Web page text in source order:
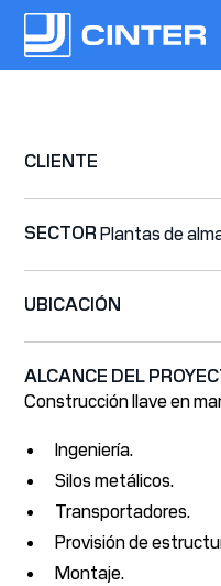
CLIENTE
SECTORPlantas de
UBICACIÓN
ALCANCE DEL
Construcción llave en
Ingeniería.
Silos metálicos.
Transportadores.
Provisión de
Montaje.